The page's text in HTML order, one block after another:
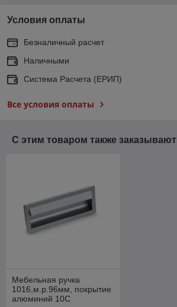
Условия оплаты
Безналичный расчет
Наличными
Система Расчета (ЕРИП)
Все условия оплаты
С этим товаром также заказывают
Мебельная ручка
1016,м.р.96мм, покрытие
алюминий 10С